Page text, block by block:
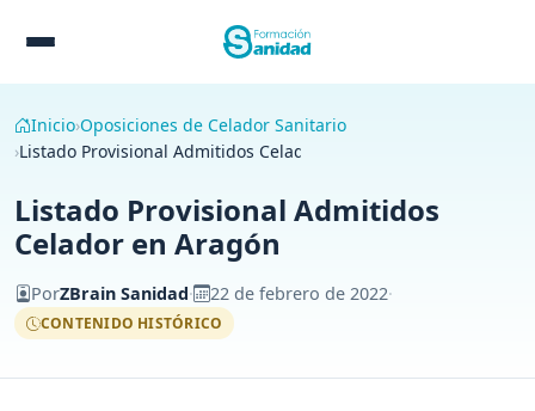
Inicio Oposiciones de Celador Sanitario
Listado Provisional Admitidos Celador en Aragón
Listado Provisional Admitidos
Celador en Aragón
PorZBrain Sanidad· 22 de febrero de 2022·
CONTENIDO HISTÓRICO